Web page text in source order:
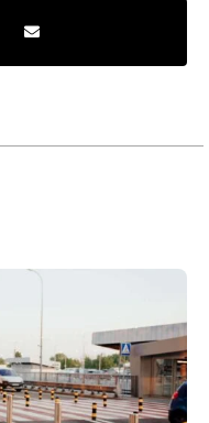
on Twitter
Share by e-mail